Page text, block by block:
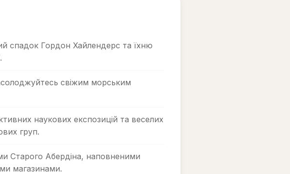
спадок Гордон Хайлендерс та їхню
свіжим морським
наукових експозицій та веселих
груп.
Старого Абердіна, наповненими
магазинами.